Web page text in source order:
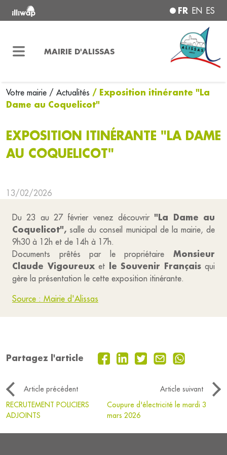
FR EN ES
MAIRIE D'ALISSAS
Votre mairie / Actualités / Exposition itinérante "La
Dame au Coquelicot"
EXPOSITION ITINÉRANTE "LA DAME
AU COQUELICOT"
13/02/2026
Du 23 au 27 février venez découvrir"La Dame au
Coquelicot", salle du conseil municipal de la mairie, de
9h30 à 12h et de 14h à 17h.
Documents prêtés par le propriétaire Monsieur
Claude Vigoureux et le Souvenir Françaisqui
gère la présentation le cette exposition itinérante.
Source : Mairie d'Alissas
Partagez l'article
Article précédent
Article suivant
RECRUTEMENT POLICIERS
ADJOINTS
Coupure d'électricité le mardi 3
mars 2026